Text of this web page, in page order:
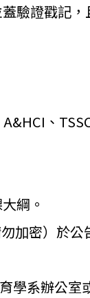
驗證戳記，
、
綱。
加密） 於公
學系辦公室